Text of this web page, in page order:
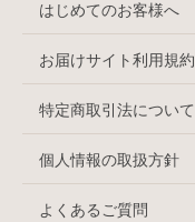
はじめてのお客様へ
お届けサイト利用規約
特定商取引法について
個人情報の取扱方針
よくあるご質問